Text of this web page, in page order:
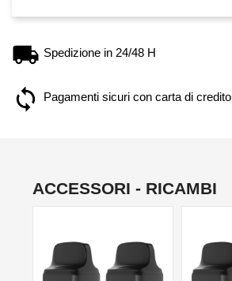
Spedizione in 24/48 H
Pagamenti sicuri con carta di credito
ACCESSORI - RICAMBI